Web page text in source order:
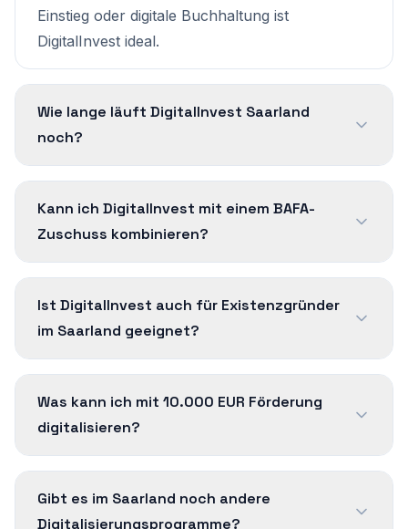
Einstieg oder digitale Buchhaltung ist
DigitalInvest ideal.
Wie lange läuft DigitalInvest Saarland
noch?
Kann ich DigitalInvest mit einem BAFA-
Zuschuss kombinieren?
Ist DigitalInvest auch für Existenzgründer
im Saarland geeignet?
Was kann ich mit 10.000 EUR Förderung
digitalisieren?
Gibt es im Saarland noch andere
Digitalisierungsprogramme?